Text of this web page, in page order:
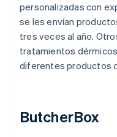
personalizadas con
se les envían
tres veces al año.
tratamientos
diferentes productos
ButcherBox